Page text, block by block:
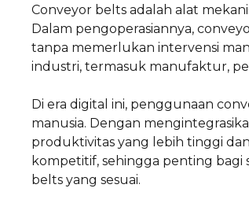
Conveyor belts adalah alat
Dalam pengoperasiannya,
tanpa memerlukan intervensi
industri, termasuk manufaktur,
Di era digital ini, penggunaan
manusia. Dengan
produktivitas yang lebih tinggi
kompetitif, sehingga penting
belts yang sesuai.